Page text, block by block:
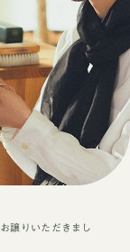
譲りいただきまし